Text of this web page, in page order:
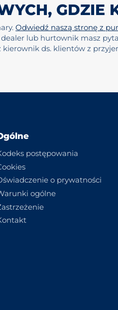
GDZIE
Odwiedź naszą stronę z
lub hurtownik masz
ds. klientów z
postępowania
o prywatności
ogólne